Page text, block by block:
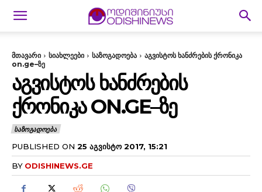
მთავარი სიახლეები საზოგადოება
აგვისტოს ხანძრების ქრონიკა
on.ge–ზე
ᲐᲒᲕᲘᲡᲢᲝᲡ ᲮᲐᲜᲫᲠᲔᲑᲘᲡ
ᲥᲠᲝᲜᲘᲙᲐ ON.GE–ᲖᲔ
ᲡᲐᲖᲝᲒᲐᲓᲝᲔᲑᲐ
PUBLISHED ON 25 ᲐᲒᲕᲘᲡᲢᲝ 2017, 15:21
BY ODISHINEWS.GE